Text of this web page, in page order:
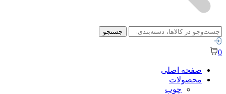
جستجو
برای:
جستجو
0
صفحه اصلی
محصولات
چوب